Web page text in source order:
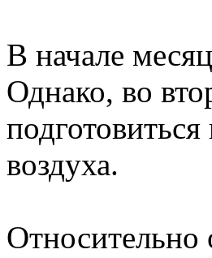
В начале
Однако, во
воздуха.
Относительно